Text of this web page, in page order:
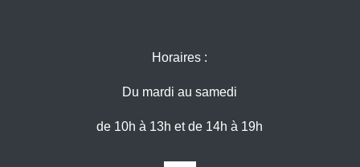
Horaires :
Du mardi au samedi
de 10h à 13h et de 14h à 19h